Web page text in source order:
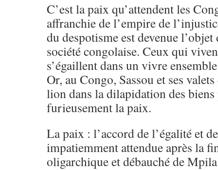
C’est la paix qu’attendent les
affranchie de l’empire de
du despotisme est devenue
société congolaise. Ceux qui
s’égaillent dans un vivre
Or, au Congo, Sassou et ses
lion dans la dilapidation des
furieusement la paix.
La paix : l’accord de l’égalité et
impatiemment attendue après la
oligarchique et débauché de